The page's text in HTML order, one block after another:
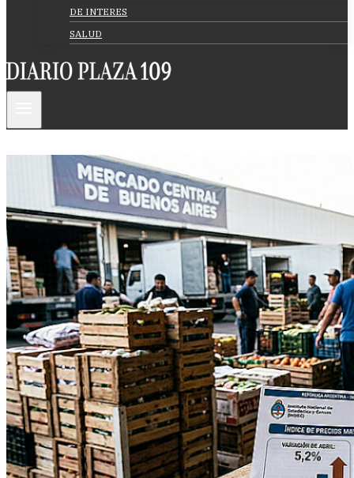
DE INTERES
SALUD